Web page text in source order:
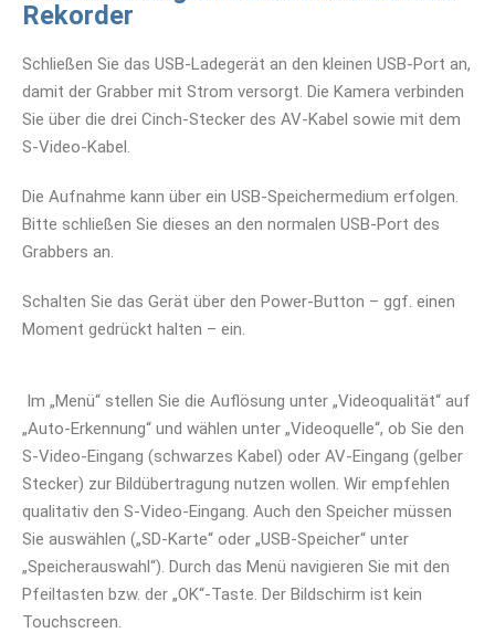
Rekorder
Schließen Sie das USB-Ladegerät an den kleinen USB-Port an,
damit der Grabber mit Strom versorgt. Die Kamera verbinden
Sie über die drei Cinch-Stecker des AV-Kabel sowie mit dem
S-Video-Kabel.
Die Aufnahme kann über ein USB-Speichermedium erfolgen.
Bitte schließen Sie dieses an den normalen USB-Port des
Grabbers an.
Schalten Sie das Gerät über den Power-Button – ggf. einen
Moment gedrückt halten – ein.
Im „Menü“ stellen Sie die Auflösung unter „Videoqualität“ auf
„Auto-Erkennung“ und wählen unter „Videoquelle“, ob Sie den
S-Video-Eingang (schwarzes Kabel) oder AV-Eingang (gelber
Stecker) zur Bildübertragung nutzen wollen. Wir empfehlen
qualitativ den S-Video-Eingang. Auch den Speicher müssen
Sie auswählen („SD-Karte“ oder „USB-Speicher“ unter
„Speicherauswahl“). Durch das Menü navigieren Sie mit den
Pfeiltasten bzw. der „OK“-Taste. Der Bildschirm ist kein
Touchscreen.